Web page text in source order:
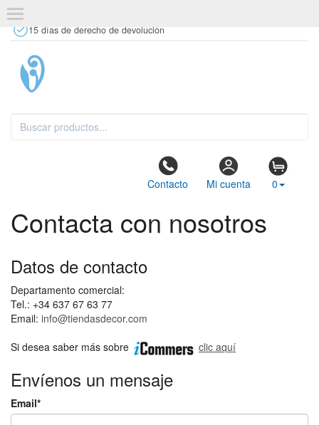
15 días de derecho de devolución
Contacto Mi cuenta 0
Contacta con nosotros
Datos de contacto
Departamento comercial:
Tel.: +34 637 67 63 77
Email: info@tiendasdecor.com
Si desea saber más sobre
clic aquí
Envíenos un mensaje
Email*